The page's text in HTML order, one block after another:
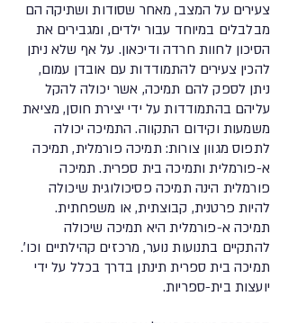
צעירים על המצב, מאחר שסודות ושתיקה הם
מבלבלים במיוחד עבור ילדים, ומגבירים את
הסיכון לחוות חרדה ודיכאון. על אף שלא ניתן
להכין צעירים להתמודדות עם אובדן עמום,
ניתן לספק להם תמיכה, אשר יכולה להקל
עליהם בהתמודדות על ידי יצירת חוסן, מציאת
משמעות וקידום התקווה. התמיכה יכולה
לתפוס מגוון צורות: תמיכה פורמלית, תמיכה
א-פורמלית ותמיכה בית ספרית. תמיכה
פורמלית הינה תמיכה פסיכולוגית שיכולה
להיות פרטנית, קבוצתית, או משפחתית.
תמיכה א-פורמלית היא תמיכה שיכולה
להתקיים בתנועות נוער, מרכזים קהילתיים וכו׳.
תמיכה בית ספרית תינתן בדרך בכלל על ידי
יועצות בית-ספריות.